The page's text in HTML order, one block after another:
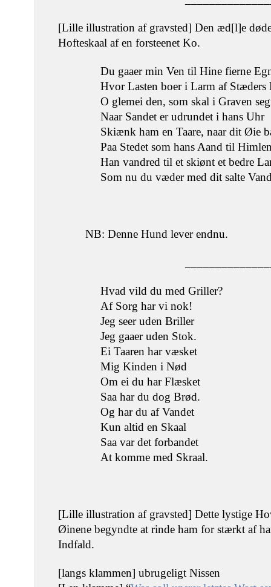
[Lille illustration af gravsted] Den æd[l]e
Hofteskaal af en forsteenet Ko.
Du gaaer min Ven til Hine fierne
Hvor Lasten boer i Larm af Stæders
O glemei den, som skal i Graven
Naar Sandet er udrundet i hans Uhr
Skiænk ham en Taare, naar dit Øie
Paa Stedet som hans Aand til
Han vandred til et skiønt et bedre
Som nu du væder med dit salte
NB: Denne Hund lever endnu.
Hvad vild du med Griller?
Af Sorg har vi nok!
Jeg seer uden Briller
Jeg gaaer uden Stok.
Ei Taaren har væsket
Mig Kinden i Nød
Om ei du har Flæsket
Saa har du dog Brød.
Og har du af Vandet
Kun altid en Skaal
Saa var det forbandet
At komme med Skraal.
[Lille illustration af gravsted] Dette lystige
Øinene begyndte at rinde ham for stærkt af
Indfald.
[langs klammen] ubrugeligt Nissen